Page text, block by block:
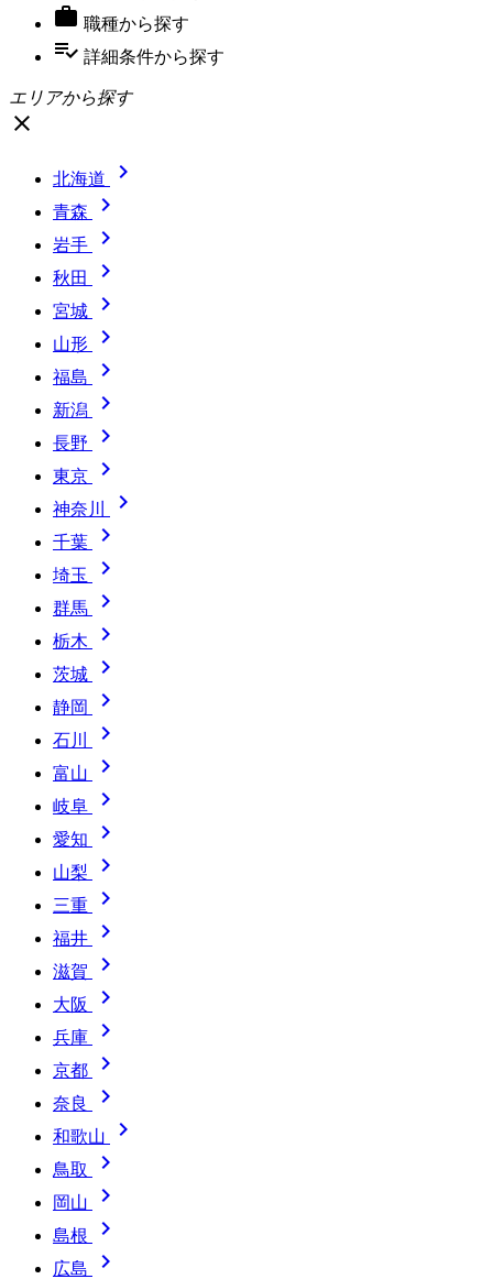
 職種から探す
playlist_add_check 詳細条件から探す
エリアから探す
close
北海道 
青森 
岩手 
秋田 
宮城 
山形 
福島 
新潟 
長野 
東京 
神奈川 
千葉 
埼玉 
群馬 
栃木 
茨城 
静岡 
石川 
富山 
岐阜 
愛知 
山梨 
三重 
福井 
滋賀 
大阪 
兵庫 
京都 
奈良 
和歌山 
鳥取 
岡山 
島根 
広島 